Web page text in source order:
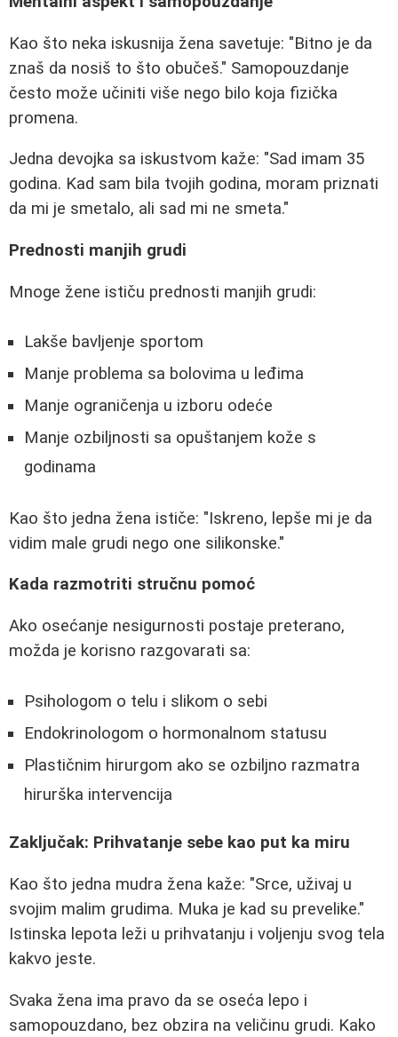
Kao što neka iskusnija žena savetuje: "Bitno je da
znaš da nosiš to što obučeš." Samopouzdanje
često može učiniti više nego bilo koja fizička
promena.
Jedna devojka sa iskustvom kaže: "Sad imam 35
godina. Kad sam bila tvojih godina, moram priznati
da mi je smetalo, ali sad mi ne smeta."
Prednosti manjih grudi
Mnoge žene ističu prednosti manjih grudi:
Lakše bavljenje sportom
Manje problema sa bolovima u leđima
Manje ograničenja u izboru odeće
Manje ozbiljnosti sa opuštanjem kože s
godinama
Kao što jedna žena ističe: "Iskreno, lepše mi je da
vidim male grudi nego one silikonske."
Kada razmotriti stručnu pomoć
Ako osećanje nesigurnosti postaje preterano,
možda je korisno razgovarati sa:
Psihologom o telu i slikom o sebi
Endokrinologom o hormonalnom statusu
Plastičnim hirurgom ako se ozbiljno razmatra
hirurška intervencija
Zaključak: Prihvatanje sebe kao put ka miru
Kao što jedna mudra žena kaže: "Srce, uživaj u
svojim malim grudima. Muka je kad su prevelike."
Istinska lepota leži u prihvatanju i voljenju svog tela
kakvo jeste.
Svaka žena ima pravo da se oseća lepo i
samopouzdano, bez obzira na veličinu grudi. Kako